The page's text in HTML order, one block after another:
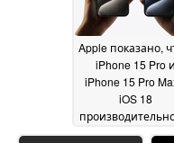
Apple показано,
iPhone 15 Pro и
iPhone 15 Pro
iOS 18